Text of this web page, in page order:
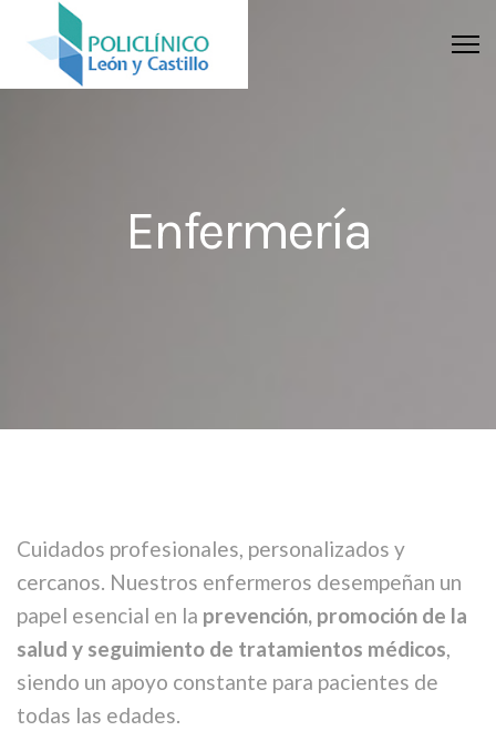
Enfermería
Cuidados profesionales, personalizados y
cercanos. Nuestros enfermeros desempeñan un
papel esencial en la prevención, promoción de la
salud y seguimiento de tratamientos médicos,
siendo un apoyo constante para pacientes de
todas las edades.